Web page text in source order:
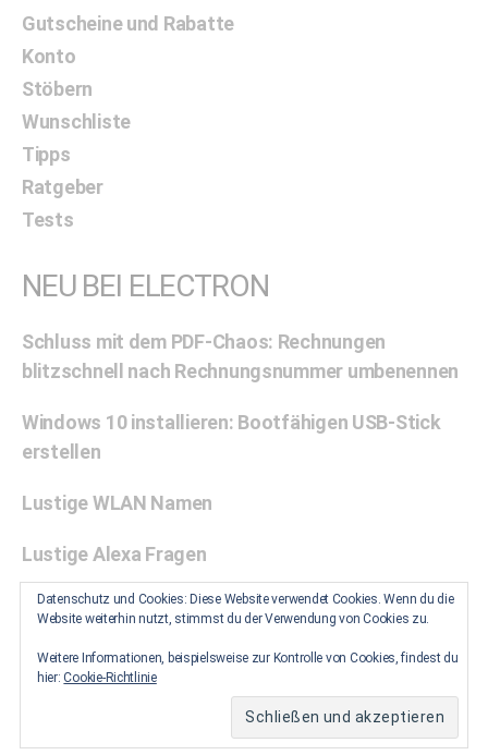
Gutscheine und Rabatte
Konto
Stöbern
Wunschliste
Tipps
Ratgeber
Tests
NEU BEI ELECTRON
Schluss mit dem PDF-Chaos: Rechnungen
blitzschnell nach Rechnungsnummer umbenennen
Windows 10 installieren: Bootfähigen USB-Stick
erstellen
Lustige WLAN Namen
Lustige Alexa Fragen
Zwischenablage unter Windows 10 aktivieren: Eine
Melden Impressum
Datenschutz und Cookies: Diese Website verwendet Cookies. Wenn du die
Website weiterhin nutzt, stimmst du der Verwendung von Cookies zu.
Weitere Informationen, beispielsweise zur Kontrolle von Cookies, findest du
hier:Cookie-Richtlinie